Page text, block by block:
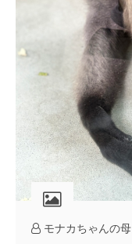
モナカちゃんの母